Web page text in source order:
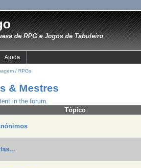
de RPG e Jogos de Tabuleiro
Ajuda
/ RPGs
& Mestres
in the forum.
Tópico